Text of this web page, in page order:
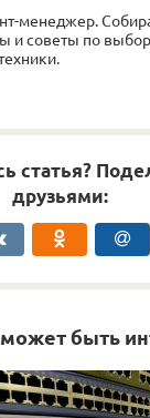
менеджер.
и советы по
статья?
друзьями:
быть